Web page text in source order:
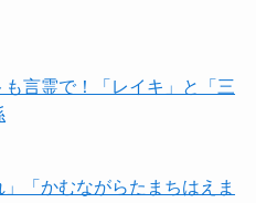
言霊で！「レイキ」と「三
」「かむながらたまちはえま